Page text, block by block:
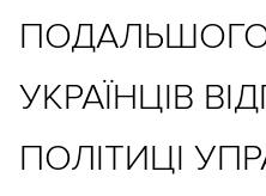
УКРАЇНЦІВ
ПОЛІТИЦІ